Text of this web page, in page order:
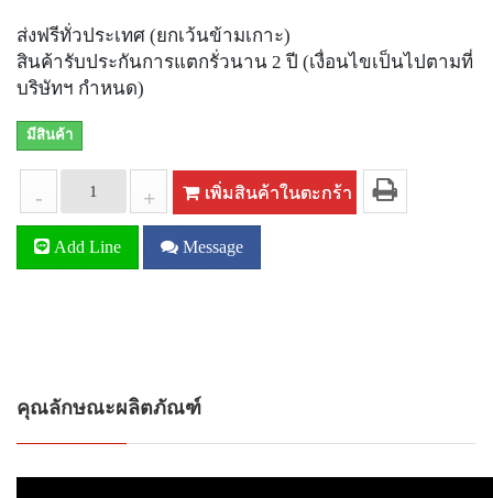
ส่งฟรีทั่วประเทศ (ยกเว้นข้ามเกาะ)
สินค้ารับประกันการแตกรั่วนาน 2 ปี (เงื่อนไขเป็นไปตามที่
บริษัทฯ กำหนด)
มีสินค้า
- + เพิ่มสินค้าในตะกร้า
Add Line Message
คุณลักษณะผลิตภัณฑ์